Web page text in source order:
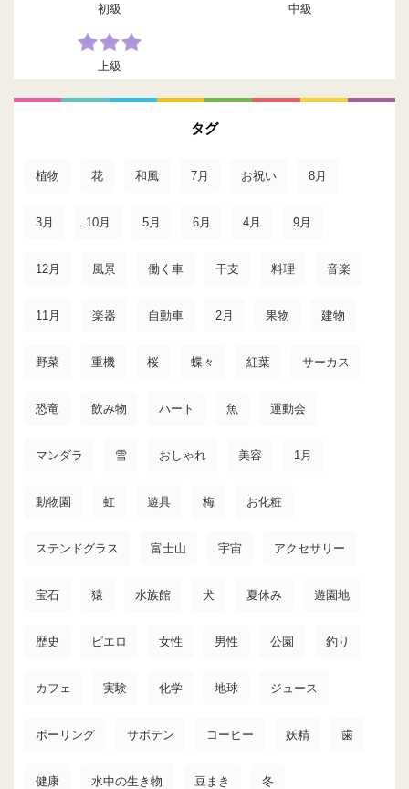
初級 中級
上級
タグ
植物 花 和風 7月 お祝い 8月
3月 10月 5月 6月 4月 9月
12月 風景 働く車 干支 料理 音楽
11月 楽器 自動車 2月 果物 建物
野菜 重機 桜 蝶々 紅葉 サーカス
恐竜 飲み物 ハート 魚 運動会
マンダラ 雪 おしゃれ 美容 1月
動物園 虹 遊具 梅 お化粧
ステンドグラス 富士山 宇宙 アクセサリー
宝石 猿 水族館 犬 夏休み 遊園地
歴史 ピエロ 女性 男性 公園 釣り
カフェ 実験 化学 地球 ジュース
ボーリング サボテン コーヒー 妖精 歯
健康 水中の生き物 豆まき 冬